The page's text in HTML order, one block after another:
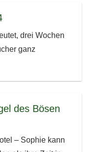
drei Wochen
ganz
des Bösen
– Sophie kann